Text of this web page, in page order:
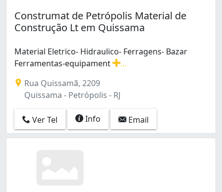
Construmat de Petrópolis Material de
Construção Lt em Quissama
Material Eletrico- Hidraulico- Ferragens- Bazar
Ferramentas-equipament
Rua Quissamã, 2209
Quissama - Petrópolis - RJ
Ver Tel Info Email